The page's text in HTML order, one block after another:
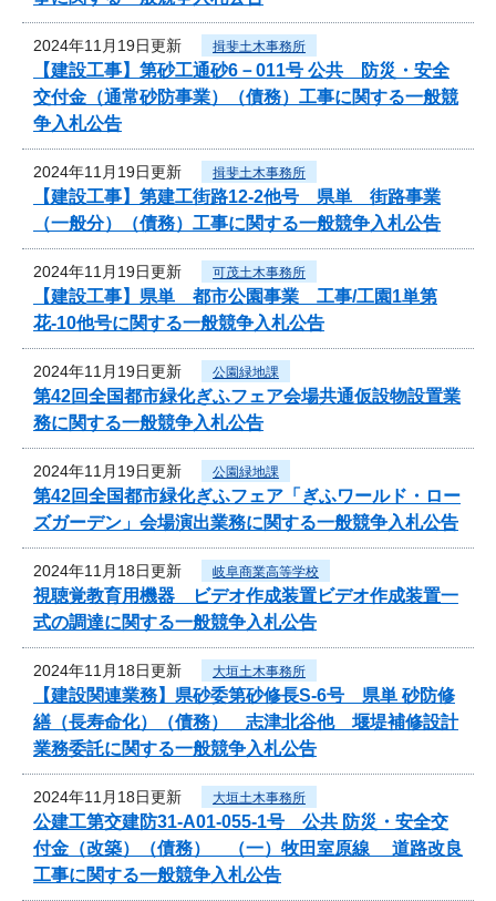
2024年11月19日更新 揖斐土木事務所
【建設工事】第砂工通砂6－011号 公共 防災・安全
交付金（通常砂防事業）（債務）工事に関する一般競
争入札公告
2024年11月19日更新 揖斐土木事務所
【建設工事】第建工街路12-2他号 県単 街路事業
（一般分）（債務）工事に関する一般競争入札公告
2024年11月19日更新 可茂土木事務所
【建設工事】県単 都市公園事業 工事/工園1単第
花-10他号に関する一般競争入札公告
2024年11月19日更新 公園緑地課
第42回全国都市緑化ぎふフェア会場共通仮設物設置業
務に関する一般競争入札公告
2024年11月19日更新 公園緑地課
第42回全国都市緑化ぎふフェア「ぎふワールド・ロー
ズガーデン」会場演出業務に関する一般競争入札公告
2024年11月18日更新 岐阜商業高等学校
視聴覚教育用機器 ビデオ作成装置ビデオ作成装置一
式の調達に関する一般競争入札公告
2024年11月18日更新 大垣土木事務所
【建設関連業務】県砂委第砂修長S-6号 県単 砂防修
繕（長寿命化）（債務） 志津北谷他 堰堤補修設計
業務委託に関する一般競争入札公告
2024年11月18日更新 大垣土木事務所
公建工第交建防31-A01-055-1号 公共 防災・安全交
付金（改築）（債務） （一）牧田室原線 道路改良
工事に関する一般競争入札公告